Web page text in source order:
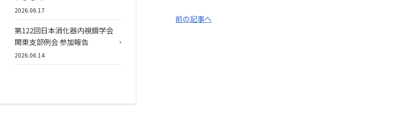
前の記事へ
2026.06.17
第122回日本消化器内視鏡学会
関東支部例会 参加報告
2026.06.14